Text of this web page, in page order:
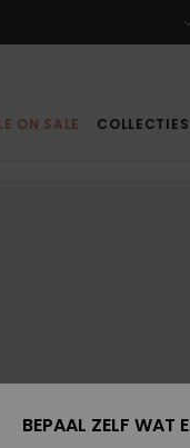
ON SALE COLLECTIES
BEPAAL ZELF WAT